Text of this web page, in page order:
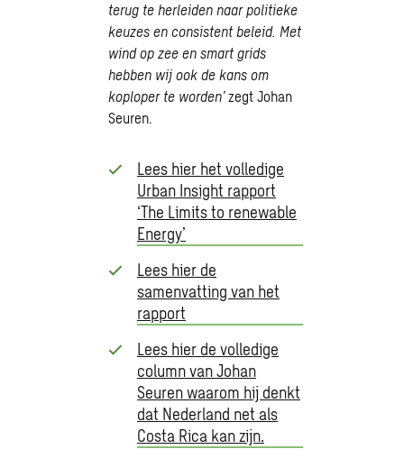
terug te herleiden naar politieke
keuzes en consistent beleid. Met
wind op zee en smart grids
hebben wij ook de kans om
koploper te worden’zegt Johan
Seuren.
Lees hier het volledige
Urban Insight rapport
‘The Limits to renewable
Energy’
Lees hier de
samenvatting van het
rapport
Lees hier de volledige
column van Johan
Seuren waarom hij denkt
dat Nederland net als
Costa Rica kan zijn.